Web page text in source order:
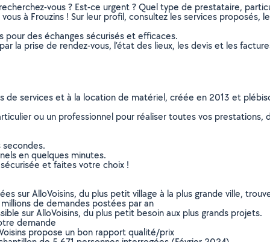
vous ? Est-ce urgent ? Quel type de prestataire,
à Frouzins ! Sur leur profil, consultez les services proposés,
pour des échanges sécurisés et efficaces.
la prise de rendez-vous, l’état des lieux, les devis et les
de services et à la location de matériel, créée en 2013 et
ou un professionnel pour réaliser toutes vos prestations,
secondes.
en quelques minutes.
et faites votre choix !
sur AlloVoisins, du plus petit village à la plus grande ville,
de demandes postées par an
sur AlloVoisins, du plus petit besoin aux plus grands projets.
demande
propose un bon rapport qualité/prix